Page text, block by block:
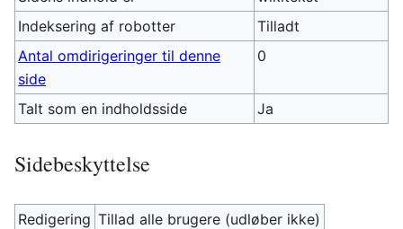
Indeksering af robotter
Tilladt
Antal omdirigeringer til denne
side
0
Talt som en indholdsside Ja
Sidebeskyttelse
Redigering Tillad alle brugere (udløber ikke)